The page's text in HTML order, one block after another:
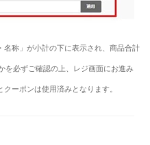
称」が小計の下に表示され、商品合計
を必ずご確認の上、レジ画面にお進み
ーポンは使用済みとなります。